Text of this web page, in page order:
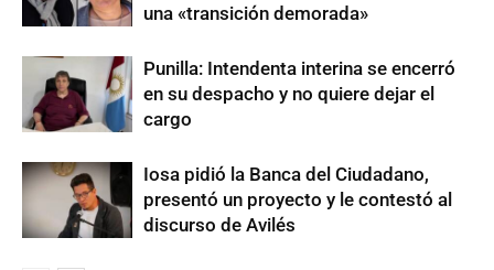
una «transición demorada»
Punilla: Intendenta interina se encerró
en su despacho y no quiere dejar el
cargo
Iosa pidió la Banca del Ciudadano,
presentó un proyecto y le contestó al
discurso de Avilés